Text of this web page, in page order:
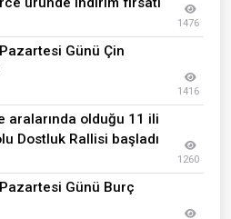
1476
Günü Çin
1416
aralarında olduğu 11 ili
Dostluk Rallisi başladı
1260
Günü Burç